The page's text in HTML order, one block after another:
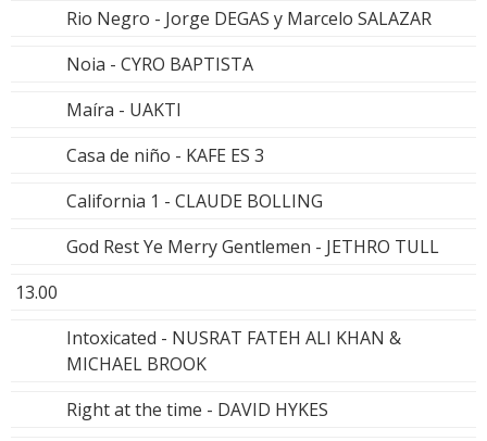
Rio Negro - Jorge DEGAS y Marcelo SALAZAR
Noia - CYRO BAPTISTA
Maíra - UAKTI
Casa de niño - KAFE ES 3
California 1 - CLAUDE BOLLING
God Rest Ye Merry Gentlemen - JETHRO TULL
13.00
Intoxicated - NUSRAT FATEH ALI KHAN &
MICHAEL BROOK
Right at the time - DAVID HYKES